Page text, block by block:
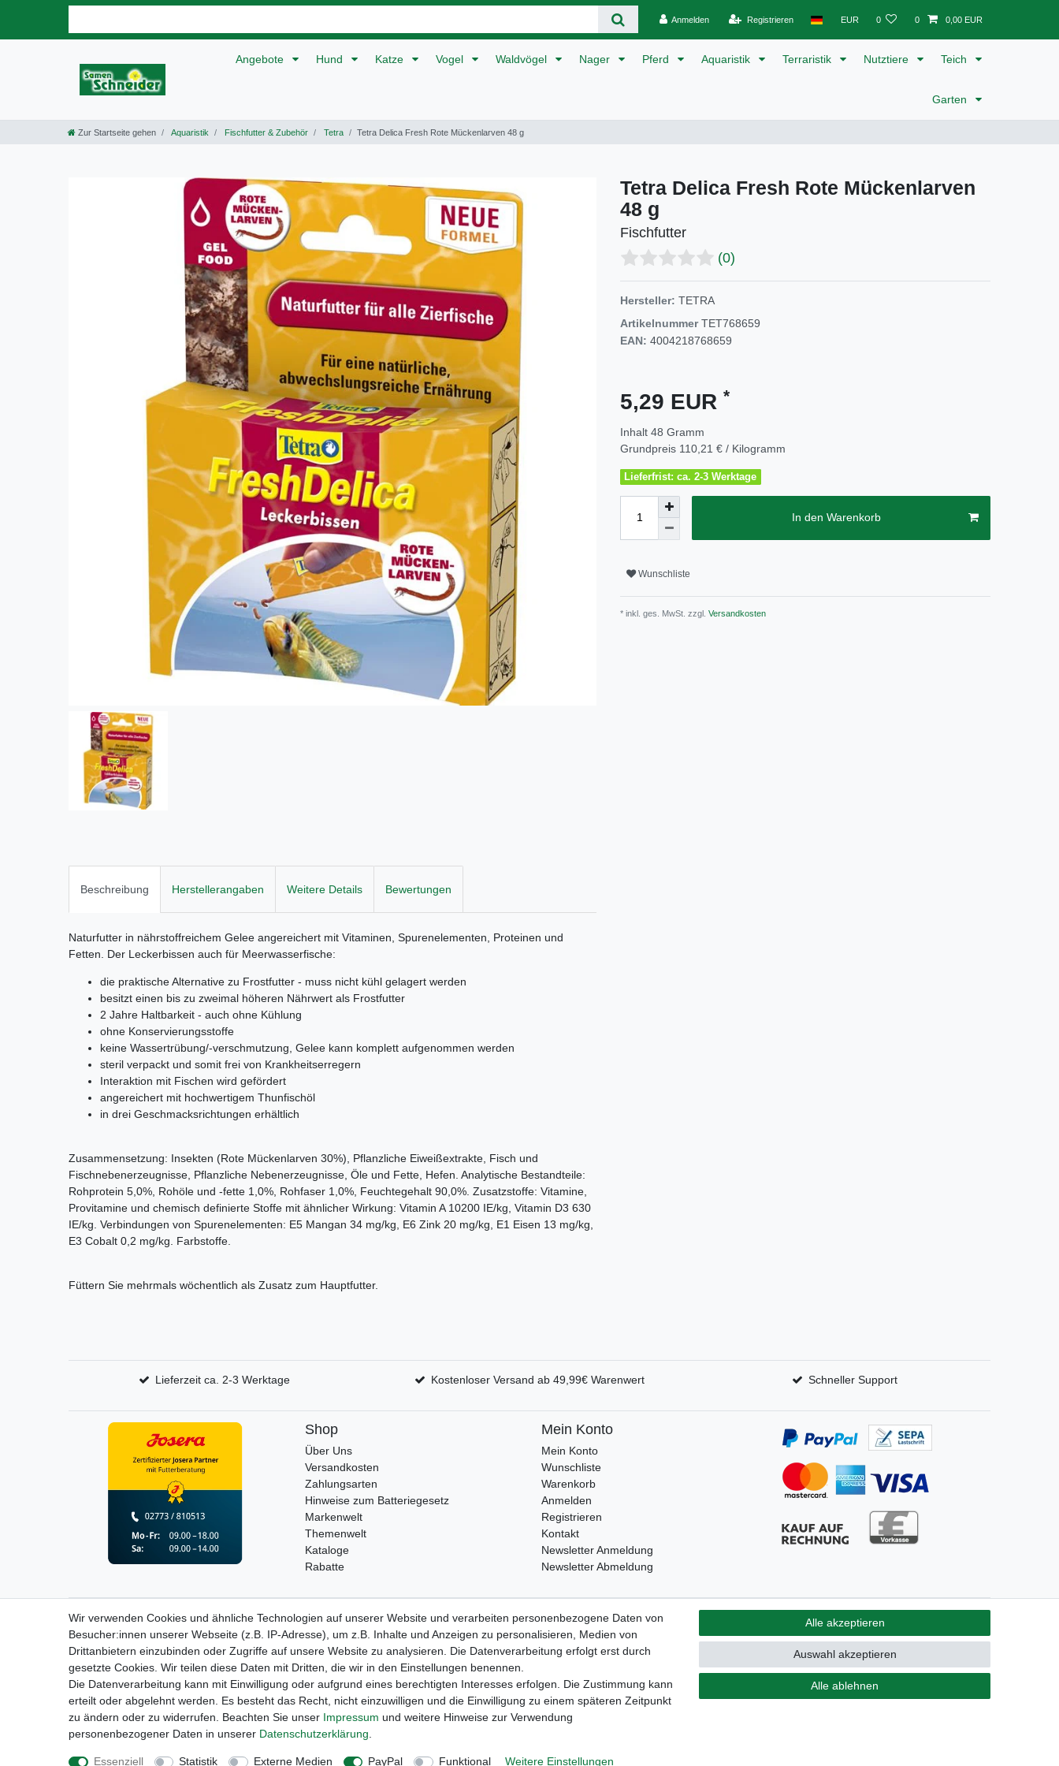
Anmelden Registrieren EUR 0 0 0,00 EUR
Angebote Hund Katze Vogel Waldvögel Nager Pferd Aquaristik Terraristik Nutztiere Teich
Garten
Zur Startseite gehen Aquaristik Fischfutter & Zubehör Tetra Tetra Delica Fresh Rote Mückenlarven 48 g
Tetra Delica Fresh Rote Mückenlarven
48 g
Fischfutter
(0)
Hersteller: TETRA
ArtikelnummerTET768659
EAN: 4004218768659
5,29 EUR *
Inhalt 48 Gramm
Grundpreis 110,21 € / Kilogramm
Lieferfrist: ca. 2-3 Werktage
In den Warenkorb
Wunschliste
* inkl. ges. MwSt. zzgl. Versandkosten
Beschreibung Herstellerangaben Weitere Details Bewertungen
Naturfutter in nährstoffreichem Gelee angereichert mit Vitaminen, Spurenelementen, Proteinen und
Fetten. Der Leckerbissen auch für Meerwasserfische:
die praktische Alternative zu Frostfutter - muss nicht kühl gelagert werden
besitzt einen bis zu zweimal höheren Nährwert als Frostfutter
2 Jahre Haltbarkeit - auch ohne Kühlung
ohne Konservierungsstoffe
keine Wassertrübung/-verschmutzung, Gelee kann komplett aufgenommen werden
steril verpackt und somit frei von Krankheitserregern
Interaktion mit Fischen wird gefördert
angereichert mit hochwertigem Thunfischöl
in drei Geschmacksrichtungen erhältlich
Zusammensetzung: Insekten (Rote Mückenlarven 30%), Pflanzliche Eiweißextrakte, Fisch und
Fischnebenerzeugnisse, Pflanzliche Nebenerzeugnisse, Öle und Fette, Hefen. Analytische Bestandteile:
Rohprotein 5,0%, Rohöle und -fette 1,0%, Rohfaser 1,0%, Feuchtegehalt 90,0%. Zusatzstoffe: Vitamine,
Provitamine und chemisch definierte Stoffe mit ähnlicher Wirkung: Vitamin A 10200 IE/kg, Vitamin D3 630
IE/kg. Verbindungen von Spurenelementen: E5 Mangan 34 mg/kg, E6 Zink 20 mg/kg, E1 Eisen 13 mg/kg,
E3 Cobalt 0,2 mg/kg. Farbstoffe.
Füttern Sie mehrmals wöchentlich als Zusatz zum Hauptfutter.
Lieferzeit ca. 2-3 Werktage Kostenloser Versand ab 49,99€ Warenwert Schneller Support
Shop
Über Uns
Versandkosten
Zahlungsarten
Hinweise zum Batteriegesetz
Markenwelt
Themenwelt
Kataloge
Rabatte
Mein Konto
Mein Konto
Wunschliste
Warenkorb
Anmelden
Registrieren
Kontakt
Newsletter Anmeldung
Newsletter Abmeldung
Widerrufs­recht Widerrufs­formular Impressum Daten­schutz­erklärung AGB Kontakt
© Copyright 2026 | Alle Rechte vorbehalten.
Wir verwenden Cookies und ähnliche Technologien auf unserer Website und verarbeiten personenbezogene Daten von
Besucher:innen unserer Webseite (z.B. IP-Adresse), um z.B. Inhalte und Anzeigen zu personalisieren, Medien von
Drittanbietern einzubinden oder Zugriffe auf unsere Website zu analysieren. Die Datenverarbeitung erfolgt erst durch
gesetzte Cookies. Wir teilen diese Daten mit Dritten, die wir in den Einstellungen benennen.
Die Datenverarbeitung kann mit Einwilligung oder aufgrund eines berechtigten Interesses erfolgen. Die Zustimmung kann
erteilt oder abgelehnt werden. Es besteht das Recht, nicht einzuwilligen und die Einwilligung zu einem späteren Zeitpunkt
zu ändern oder zu widerrufen. Beachten Sie unser Impressum und weitere Hinweise zur Verwendung
personenbezogener Daten in unserer Daten­schutz­erklärung
Essenziell Statistik Externe Medien PayPal Funktional Weitere Einstellungen
Alle akzeptieren
Alle ablehnen
Auswahl akzeptieren